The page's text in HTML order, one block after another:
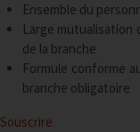
Ensemble du
Large mutualisation
de la branche
Formule conforme
branche obligatoire
Souscrire